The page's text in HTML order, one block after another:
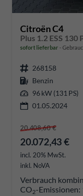
Citroën C4
sofort lieferbar
268158
Benzin
96 kW (131 PS)
01.05.2024
20.408,60 €
20.072,43 €
incl. 20% MwSt.
inkl. NoVA
Verbrauch
CO2-Emissionen: